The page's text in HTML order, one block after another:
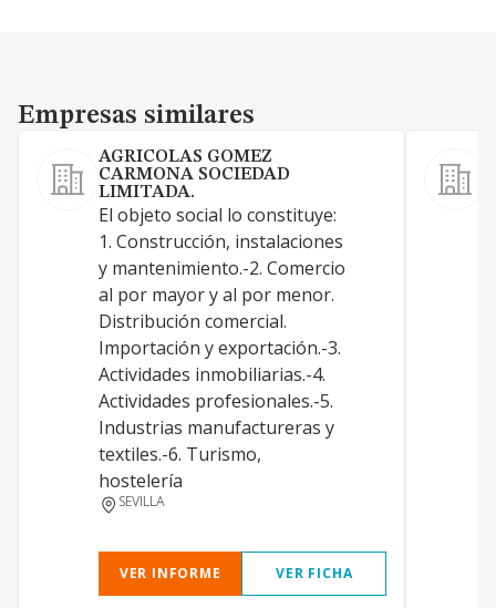
Empresas similares
Empresas similares
AGRICOLAS GOMEZ
CARMONA SOCIEDAD
LIMITADA.
El objeto social lo constituye:
1. Construcción, instalaciones
y mantenimiento.-2. Comercio
al por mayor y al por menor.
Distribución comercial.
Importación y exportación.-3.
Actividades inmobiliarias.-4.
Actividades profesionales.-5.
Industrias manufactureras y
textiles.-6. Turismo,
hostelería
SEVILLA
VER INFORME VER FICHA